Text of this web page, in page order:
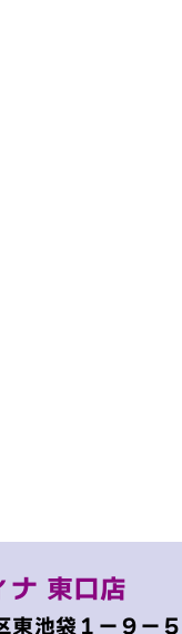
ナ 東口店
東池袋１−９−５